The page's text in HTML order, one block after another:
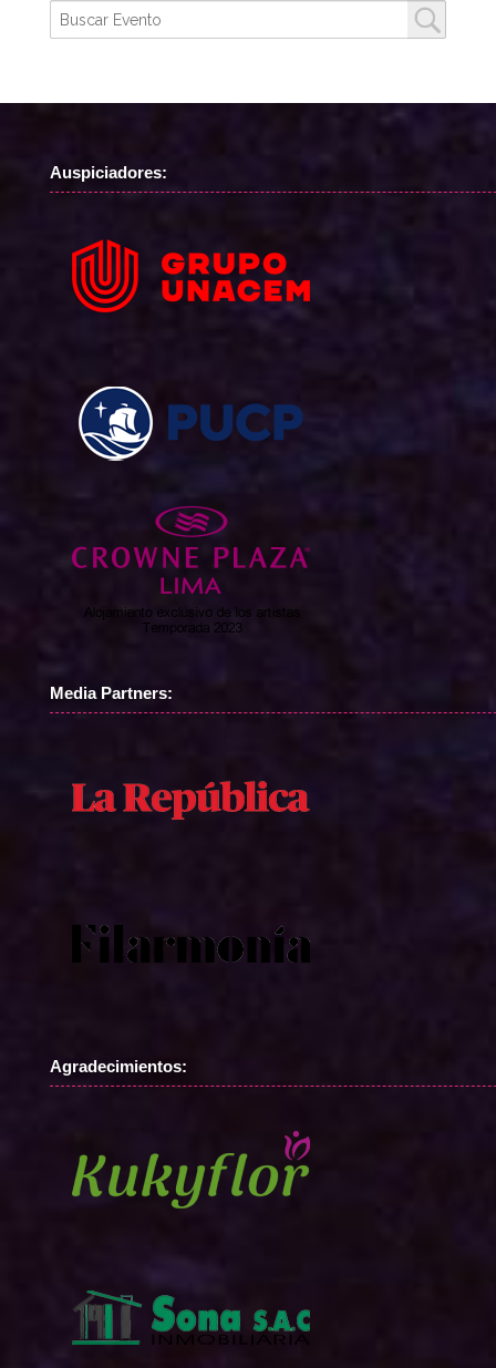
Auspiciadores:
Media Partners:
Agradecimientos: